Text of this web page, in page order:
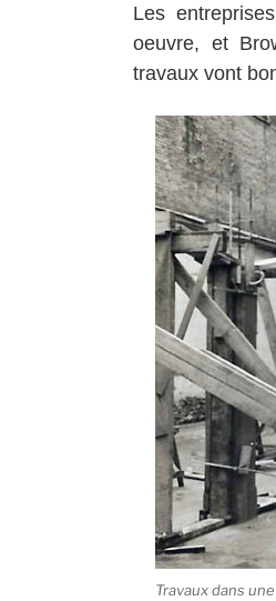
Les
oeuvre, et
travaux vont
Travaux dans